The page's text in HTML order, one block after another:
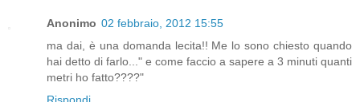
Anonimo 02 febbraio, 2012 15:55
ma dai, è una domanda lecita!! Me lo sono chiesto quando
hai detto di farlo..." e come faccio a sapere a 3 minuti quanti
metri ho fatto????"